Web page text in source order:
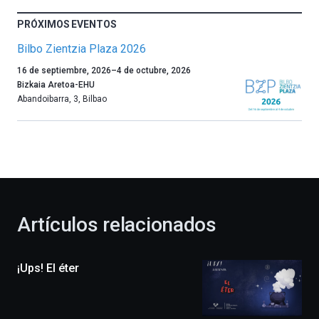
PRÓXIMOS EVENTOS
Bilbo Zientzia Plaza 2026
Un
año
más,
celebración
novena
16 de septiembre, 2026–4 de octubre, 2026
Bizkaia Aretoa-EHU
Abandoibarra, 3, Bilbao
Artículos relacionados
¡Ups! El éter